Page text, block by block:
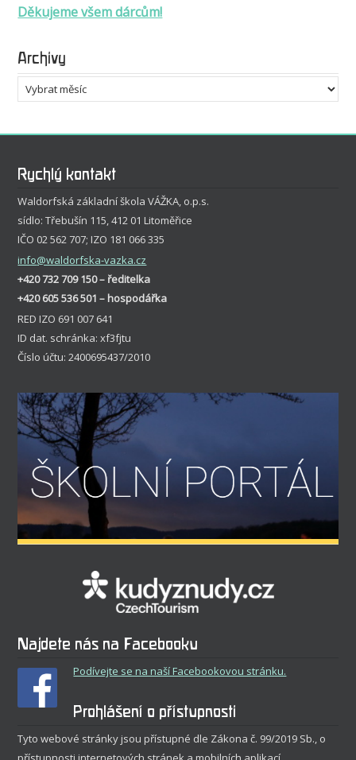
Děkujeme všem dárcům!
Archivy
Archivy
Rychlý kontakt
Waldorfská základní škola VÁŽKA, o.p.s.
sídlo: Třebušín 115, 412 01 Litoměřice
IČO 02 562 707; IZO 181 066 335
info@waldorfska-vazka.cz
+420 732 709 150 – ředitelka
+420 605 536 501 – hospodářka
RED IZO 691 007 641
ID dat. schránka: xf3fjtu
Číslo účtu: 2400695437/2010
Najdete nás na Facebooku
Podívejte se na naší Facebookovou stránku.
Prohlášení o přístupnosti
Tyto webové stránky jsou přístupné dle Zákona č. 99/2019 Sb., o